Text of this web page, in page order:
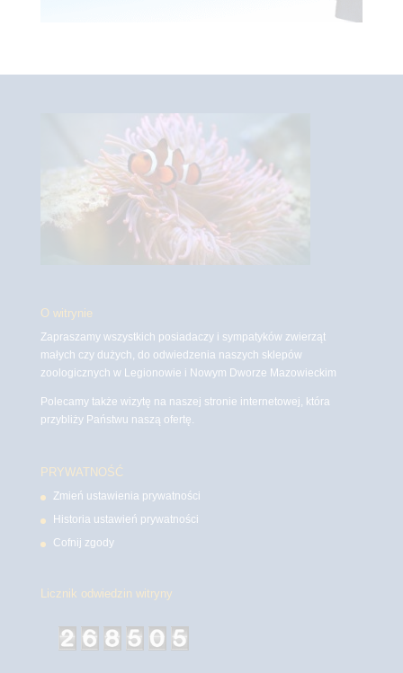
O witrynie
Zapraszamy wszystkich posiadaczy i sympatyków zwierząt
małych czy dużych, do odwiedzenia naszych sklepów
zoologicznych w Legionowie i Nowym Dworze Mazowieckim
Polecamy także wizytę na naszej stronie internetowej, która
przybliży Państwu naszą ofertę.
PRYWATNOŚĆ
Zmień ustawienia prywatności
Historia ustawień prywatności
Cofnij zgody
Licznik odwiedzin witryny